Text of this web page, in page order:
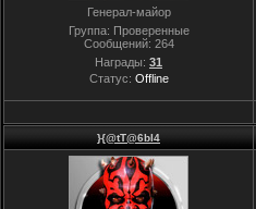
Генерал-майор
Группа: Проверенные
Сообщений: 264
Награды: 31
Статус: Offline
}{@tT@6bI4